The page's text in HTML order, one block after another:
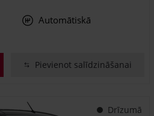
Automātiskā
Pievienot salīdzināšanai
Drīzumā